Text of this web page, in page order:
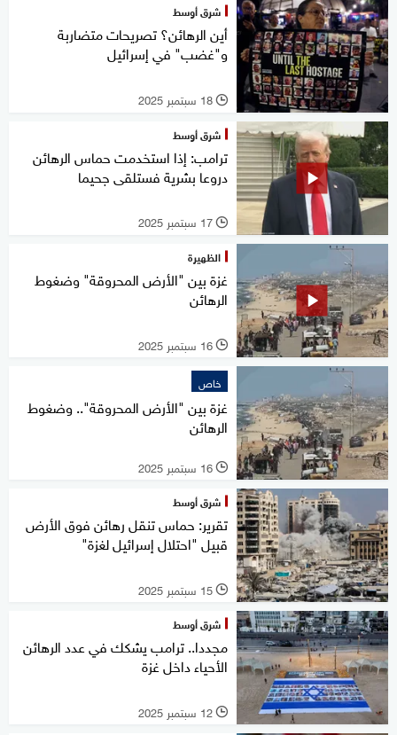
شرق أوسط
أين الرهائن؟ تصريحات متضاربة
و"غضب" في إسرائيل
l 18 سبتمبر 2025
شرق أوسط
ترامب: إذا استخدمت حماس الرهائن
دروعا بشرية فستلقى جحيما
l 17 سبتمبر 2025
الظهيرة
غزة بين "الأرض المحروقة" وضغوط
الرهائن
l 16 سبتمبر 2025
خاص
غزة بين "الأرض المحروقة".. وضغوط
الرهائن
l 16 سبتمبر 2025
شرق أوسط
تقرير: حماس تنقل رهائن فوق الأرض
قبيل "احتلال إسرائيل لغزة"
l 15 سبتمبر 2025
شرق أوسط
مجددا.. ترامب يشكك في عدد الرهائن
الأحياء داخل غزة
l 12 سبتمبر 2025